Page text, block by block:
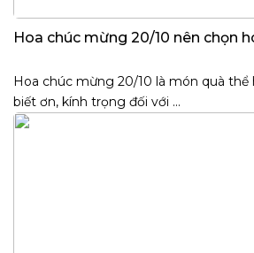
Hoa chúc mừng 20/10 nên chọn
Hoa chúc mừng 20/10 là món quà thể
biết ơn, kính trọng đối với ...